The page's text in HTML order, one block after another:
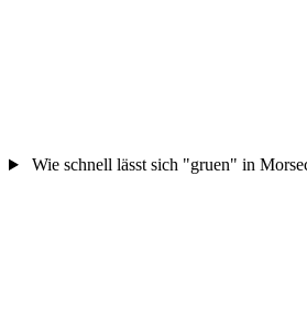
Wie schnell lässt sich "gruen" in